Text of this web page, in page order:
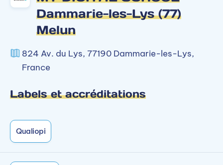
Dammarie-les-Lys (77)
Melun
824 Av. du Lys, 77190 Dammarie-les-Lys,
France
Labels et accréditations
Qualiopi